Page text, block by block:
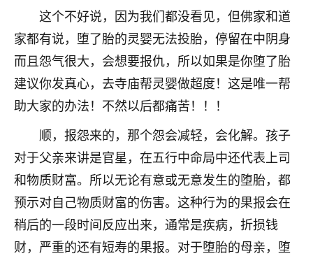
这个不好说，因为我们都没看见，但佛家和道
家都有说，堕了胎的灵婴无法投胎，停留在中阴身
而且怨气很大，会想要报仇，所以如果是你堕了胎
建议你发真心，去寺庙帮灵婴做超度！这是唯一帮
助大家的办法！不然以后都痛苦！！！
顺，报怨来的，那个怨会减轻，会化解。孩子
对于父亲来讲是官星，在五行中命局中还代表上司
和物质财富。所以无论有意或无意发生的堕胎，都
预示对自己物质财富的伤害。这种行为的果报会在
稍后的一段时间反应出来，通常是疾病，折损钱
财，严重的还有短寿的果报。对于堕胎的母亲，堕
心若莲花
我是做餐饮的，这两年，生意屡屡受挫，店开一家关
一家，要么生意不好，生意好的就出事。前些年攒的
家底快败光了，真是倒霉！我也想找人看看到底怎么
回事？
鹿森：你可以找老师看看，人有时不服命不行
啊！
太阳当空赵：我也做餐饮的，生意不算大，但
是我从找店开始都是找慧来老师跟进的，选
址、风水、还有开业日子，哪哪都看了，虽然
大环境不好，但是我家生意还可以，前几天又
刚找老师做了补财库，希望财运更好一点！
2小时前 来自海南 18